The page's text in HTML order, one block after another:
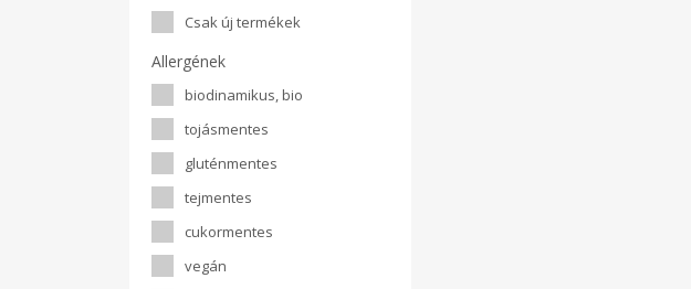
Csak új termékek
Allergének
biodinamikus, bio
tojásmentes
gluténmentes
tejmentes
cukormentes
vegán